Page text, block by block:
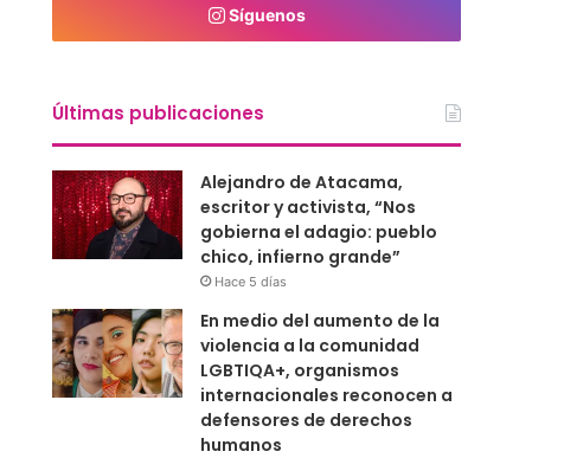
Síguenos
Últimas publicaciones
Alejandro de Atacama,
escritor y activista, “Nos
gobierna el adagio: pueblo
chico, infierno grande”
Hace 5 días
En medio del aumento de la
violencia a la comunidad
LGBTIQA+, organismos
internacionales reconocen a
defensores de derechos
humanos